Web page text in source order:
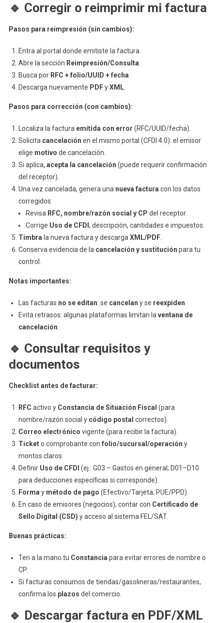
🔹 Corregir o reimprimir mi factura
Pasos para reimpresión (sin cambios):
Entra al portal donde emitiste la factura.
Abre la sección Reimpresión/Consulta
Busca por RFC + folio/UUID + fecha
Descarga nuevamente PDFyXML.
Pasos para corrección (con cambios):
Localiza la factura emitida con error (RFC/UUID/fecha).
Solicita cancelación en el mismo portal (CFDI 4.0): el emisor
elige motivo de cancelación.
Si aplica, acepta la cancelación (puede requerir confirmación
del receptor).
Una vez cancelada, genera una nueva factura con los datos
corregidos:
Revisa RFC, nombre/razón social y CP del receptor.
Corrige Uso de CFDI , descripción, cantidades e impuestos.
Timbra la nueva factura y descarga XML/PDF.
Conserva evidencia de la cancelación y sustitución para tu
control.
Notas importantes:
Las facturas no se editan: se cancelan y se reexpiden
Evita retrasos: algunas plataformas limitan la ventana de
cancelación
🔹 Consultar requisitos y
documentos
Checklist antes de facturar:
RFC activo y Constancia de Situación Fiscal (para
nombre/razón social y código postal correctos).
Correo electrónico vigente (para recibir la factura).
Ticketo comprobante con folio/sucursal/operación y
montos claros.
Definir Uso de CFDI (ej.: G03 – Gastos en general; D01–D10
para deducciones específicas si corresponde).
Forma y método de pago (Efectivo/Tarjeta; PUE/PPD).
En caso de emisores (negocios), contar con Certificado de
Sello Digital (CSD) y acceso al sistema FEL/SAT.
Buenas prácticas:
Ten a la mano tu Constancia para evitar errores de nombre o
CP.
Si facturas consumos de tiendas/gasolineras/restaurantes,
confirma los plazos del comercio.
🔹 Descargar factura en PDF/XML